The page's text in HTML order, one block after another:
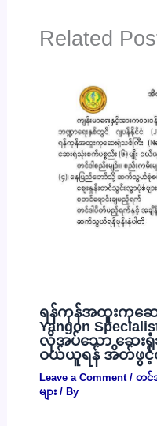
Related
ရန်ကုန်အထူးကုဆေ
Yangon
လိုအပ်သော ဆေးရုံ
ဝယ်ယူရန် အိတ်ဖွင့်တ
Leave a Comment / တင်ဒ
များ/ By